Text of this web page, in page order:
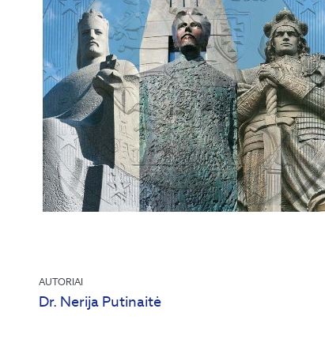
AUTORIAI
Dr. Nerija Putinaitė